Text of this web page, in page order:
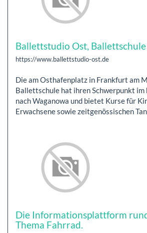
Ballettstudio Ost,
https://www.ballettstudio-ost.de
Die am Osthafenplatz in Frankfurt am
Ballettschule hat ihren Schwerpunkt
nach Waganowa und bietet Kurse für
Erwachsene sowie zeitgenössischen
Die Informationsplattform
Thema Fahrrad.